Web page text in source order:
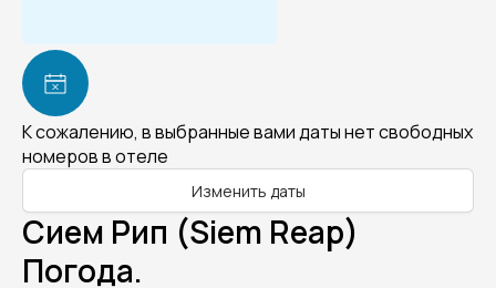
К сожалению, в выбранные вами даты нет свободных
номеров в отеле
Изменить даты
Сием Рип (Siem Reap)
Погода.